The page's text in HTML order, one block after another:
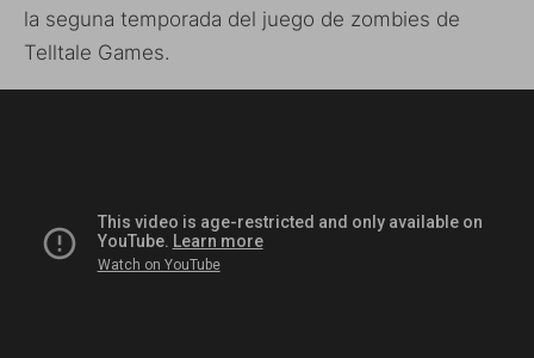
la seguna temporada del juego de zombies de
Telltale Games.